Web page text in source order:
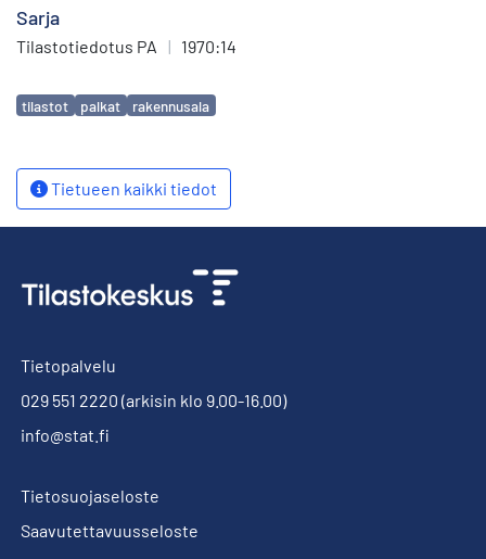
Sarja
Tilastotiedotus PA | 1970:14
Avainsanat
tilastot palkat rakennusala
Tietueen kaikki tiedot
Tietopalvelu
029 551 2220 (arkisin klo 9.00-16.00)
info@stat.fi
Tietosuojaseloste
Saavutettavuusseloste